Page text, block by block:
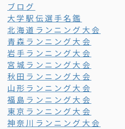
ブログ
大学駅伝選手名鑑
北海道ランニング大会
青森ランニング大会
岩手ランニング大会
宮城ランニング大会
秋田ランニング大会
山形ランニング大会
福島ランニング大会
東京ランニング大会
神奈川ランニング大会